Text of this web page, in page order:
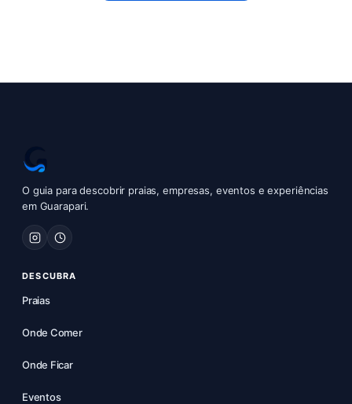
O guia para descobrir praias, empresas, eventos e experiências
em Guarapari.
DESCUBRA
Praias
Onde Comer
Onde Ficar
Eventos